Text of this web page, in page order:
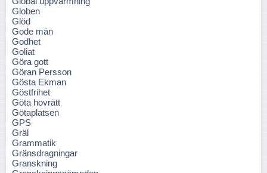
Globen
Glöd
Gode män
Godhet
Goliat
Göra gott
Göran Persson
Gösta Ekman
Göstfrihet
Göta hovrätt
Götaplatsen
GPS
Gräl
Grammatik
Gränsdragningar
Granskning